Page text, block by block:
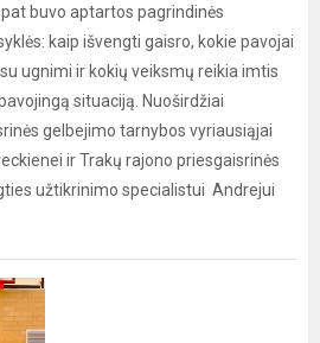
buvo aptartos pagrindinės
kaip išvengti gaisro, kokie pavojai
ugnimi ir kokių veiksmų reikia imtis
situaciją. Nuoširdžiai
gelbejimo tarnybos vyriausiąjai
ir Trakų rajono priesgaisrinės
užtikrinimo specialistui Andrejui